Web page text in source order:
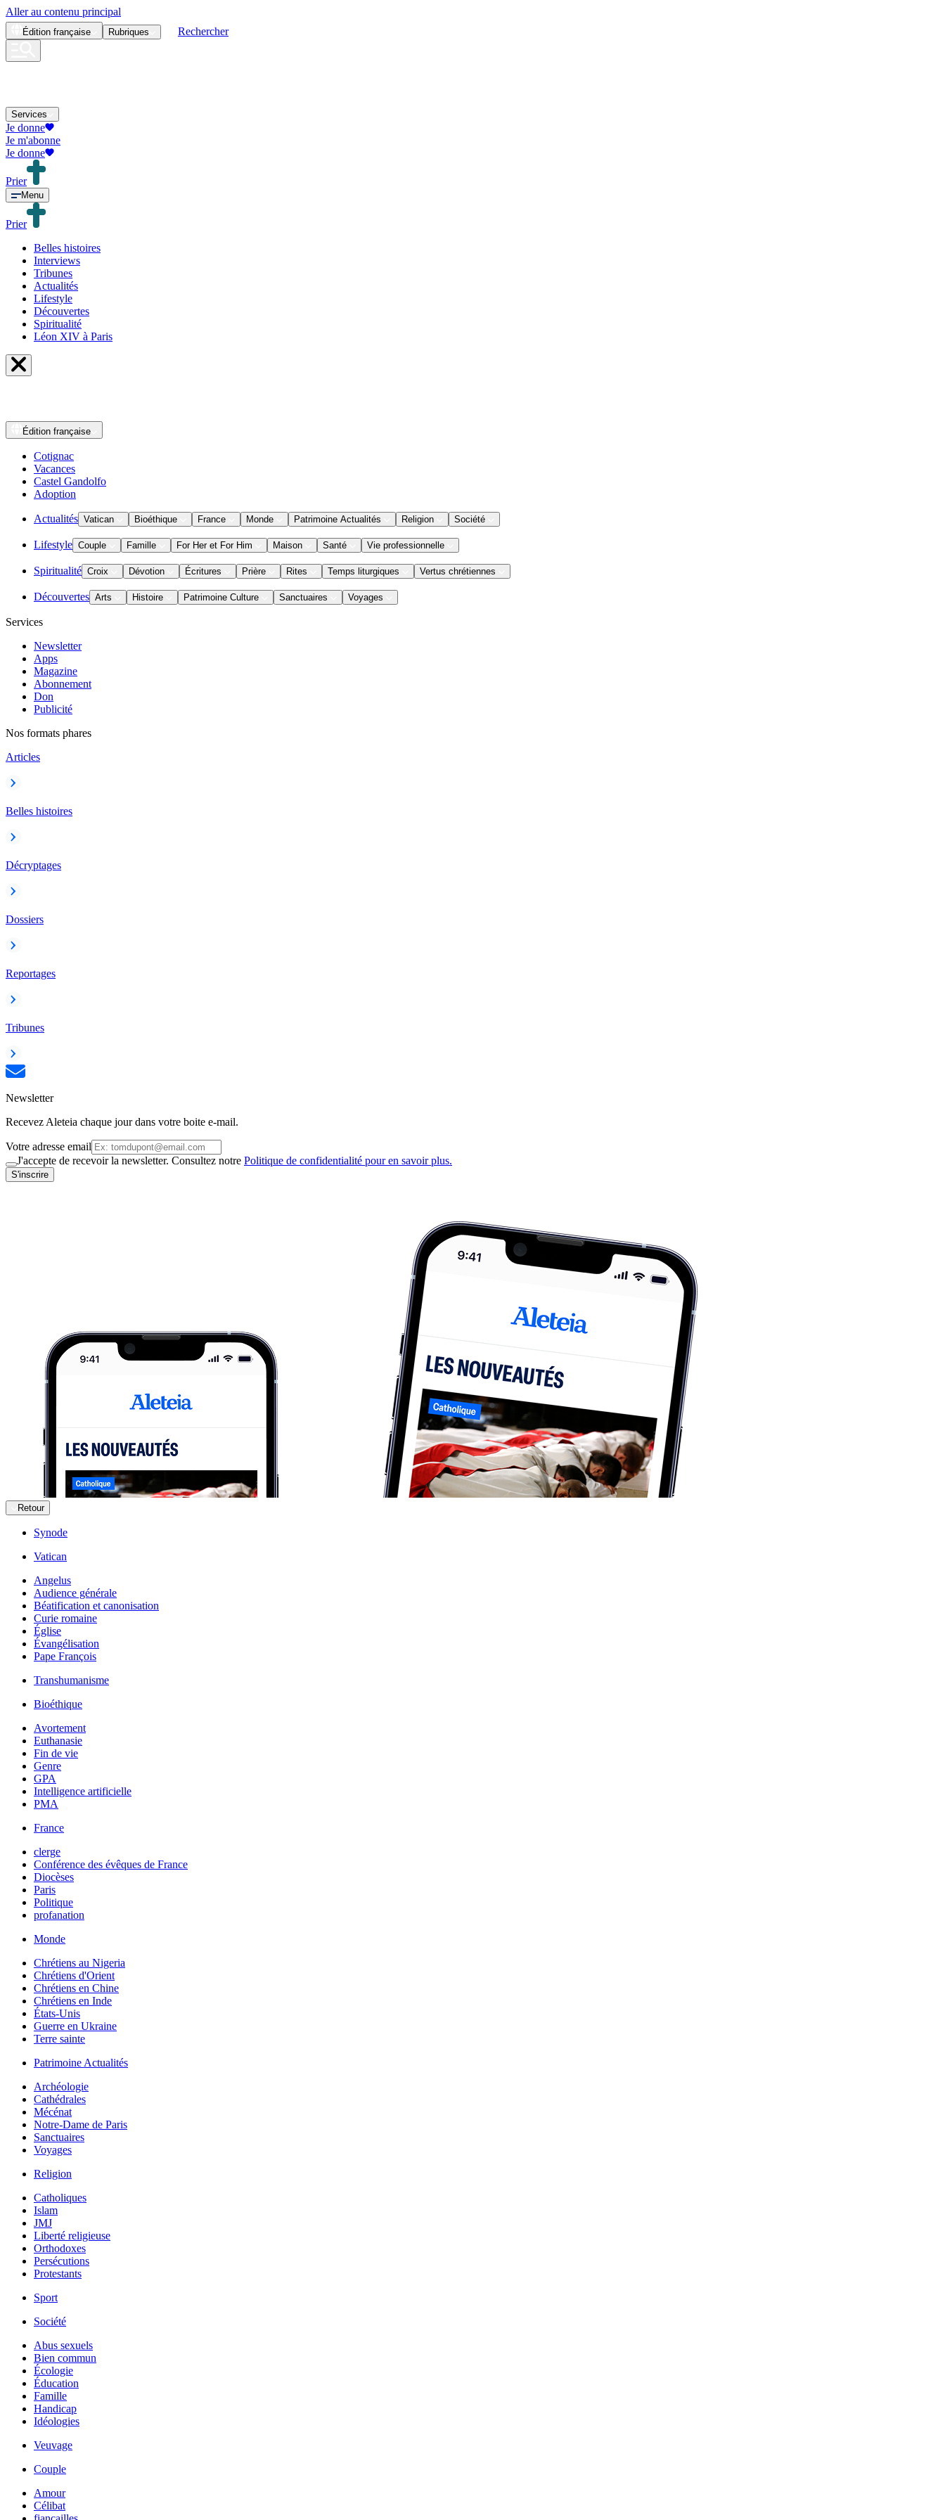
Aller au contenu principal
Édition française Rubriques Rechercher
Services
Je donne
Je m'abonne
Je donne
Prier
Menu
Prier
Belles histoires
Interviews
Tribunes
Actualités
Lifestyle
Découvertes
Spiritualité
Léon XIV à Paris
Édition française
Cotignac
Vacances
Castel Gandolfo
Adoption
Actualités Vatican Bioéthique France Monde Patrimoine Actualités Religion Société
Lifestyle Couple Famille For Her et For Him Maison Santé Vie professionnelle
Spiritualité Croix Dévotion Écritures Prière Rites Temps liturgiques Vertus chrétiennes
Découvertes Arts Histoire Patrimoine Culture Sanctuaires Voyages
Services
Newsletter
Apps
Magazine
Abonnement
Don
Publicité
Nos formats phares
Articles
Belles histoires
Décryptages
Dossiers
Reportages
Tribunes
Newsletter
Recevez Aleteia chaque jour dans votre boite e-mail.
Votre adresse email
J'accepte de recevoir la newsletter. Consultez notre Politique de confidentialité pour en savoir plus.
S'inscrire
Retour
Synode
Vatican
Angelus
Audience générale
Béatification et canonisation
Curie romaine
Église
Évangélisation
Pape François
Transhumanisme
Bioéthique
Avortement
Euthanasie
Fin de vie
Genre
GPA
Intelligence artificielle
PMA
France
clerge
Conférence des évêques de France
Diocèses
Paris
Politique
profanation
Monde
Chrétiens au Nigeria
Chrétiens d'Orient
Chrétiens en Chine
Chrétiens en Inde
États-Unis
Guerre en Ukraine
Terre sainte
Patrimoine Actualités
Archéologie
Cathédrales
Mécénat
Notre-Dame de Paris
Sanctuaires
Voyages
Religion
Catholiques
Islam
JMJ
Liberté religieuse
Orthodoxes
Persécutions
Protestants
Sport
Société
Abus sexuels
Bien commun
Écologie
Éducation
Famille
Handicap
Idéologies
Veuvage
Couple
Amour
Célibat